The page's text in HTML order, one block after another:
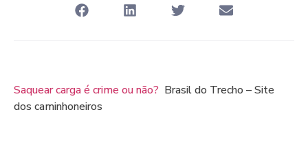
Saquear carga é crime ou não? Brasil do Trecho – Site
dos caminhoneiros